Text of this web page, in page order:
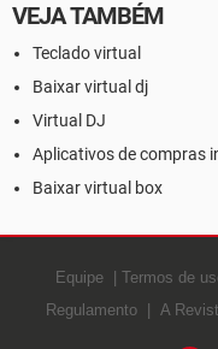
VEJA TAMBÉM
Teclado virtual
Baixar virtual dj
Virtual DJ
Aplicativos de compras
Baixar virtual box
Equipe Termos de
Regulamento
A